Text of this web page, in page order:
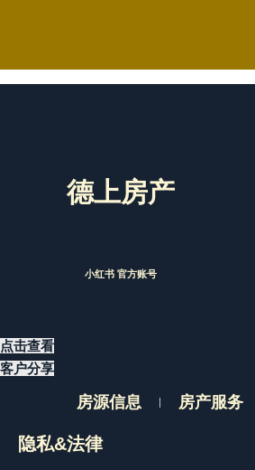
德上房产
小红书 官方账号
点击查看
客户分享
房源信息 房产服务
隐私&法律